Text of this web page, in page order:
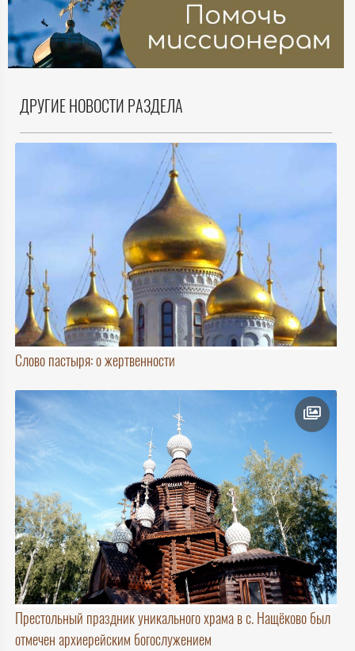
ДРУГИЕ НОВОСТИ РАЗДЕЛА
Слово пастыря: о жертвенности
Престольный праздник уникального храма в с. Нащёково был
отмечен архиерейским богослужением